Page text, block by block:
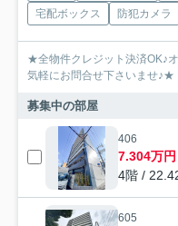
宅配ボックス
防犯カメラ
★全物件クレジット決済OK♪
気軽にお問合せ下さいませ♪★
募集中の部屋
406
7.304万円
4階 /
605